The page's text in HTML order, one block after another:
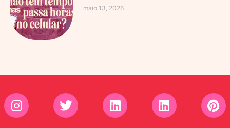
maio 13, 2026